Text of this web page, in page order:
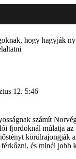
hogy hagyják
12. 5:46
számít
fjordoknál múlatja
körülrajongják
és minél jobb